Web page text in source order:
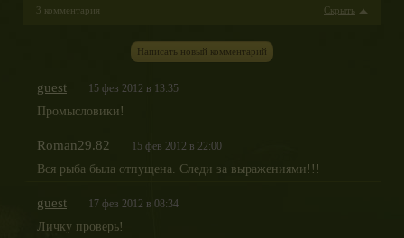
Скрыть
3 комментария
Написать новый комментарий
guest 15 фев 2012 в 13:35
Промысловики!
Roman29.82 15 фев 2012 в 22:00
Вся рыба была отпущена. Следи за выражениями!!!
guest 17 фев 2012 в 08:34
Личку проверь!